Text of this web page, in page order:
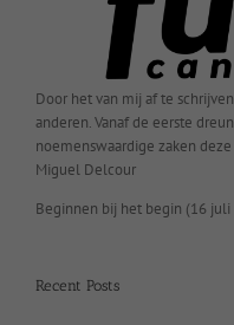
Door het van mij af te
anderen. Vanaf de eerste
noemenswaardige zaken
Miguel Delcour
Beginnen bij het begin (16
Recent Posts